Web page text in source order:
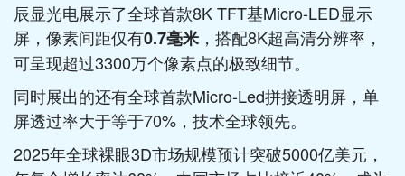
辰显光电展示了全球首款8K TFT基Micro-LED显示
屏，像素间距仅有0.7毫米，搭配8K超高清分辨率，
可呈现超过3300万个像素点的极致细节。
同时展出的还有全球首款Micro-Led拼接透明屏，单
屏透过率大于等于70%，技术全球领先。
2025年全球裸眼3D市场规模预计突破5000亿美元，